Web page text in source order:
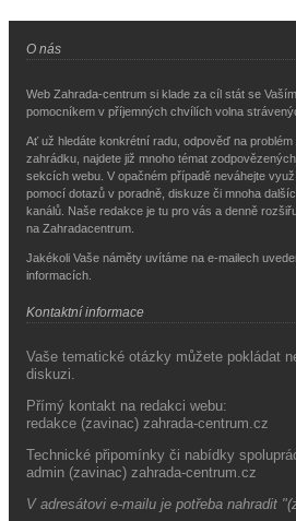
O nás
Web Zahrada-centrum si klade za cíl stát se
pomocníkem v příjemných chvílích volna
Ať už hledáte konkrétní radu, odpověď na
zahrádku, najdete již mnoho témat
sekcích webu. V opačném případě neváhejte
pomocí dotazů v poradně, diskuze či mnoha
kanálů. Naše redakce je tu pro vás a denně
na Zahradacentrum.
Jakékoli Vaše náměty uvítáme na e-mailech
informacích.
Kontaktní informace
Vaše tematické otázky můžete pokládat
diskuzi.
Přímý kontakt na redakci webu:
redakce (zavinac) zahrada-centrum.cz
Technické připomínky či nabídky
admin (zavinac) zahrada-centrum.cz
V adresátovi e-mailu je potřeba nahradit